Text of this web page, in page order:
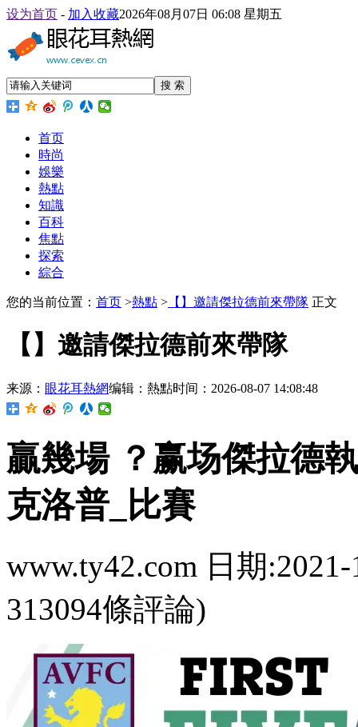
设为首页 - 加入收藏2026年08月07日 06:08 星期五
搜 索
首页
時尚
娛樂
熱點
知識
百科
焦點
探索
綜合
您的当前位置： 首页 >熱點 > 【】邀請傑拉德前來帶隊 正文
【】邀請傑拉德前來帶隊
来源： 眼花耳熱網编辑：熱點时间：2026-08-07 14:08:48
贏幾場  ？赢场傑拉
克洛普_比賽
www.ty42.com 日期
313094條評論)